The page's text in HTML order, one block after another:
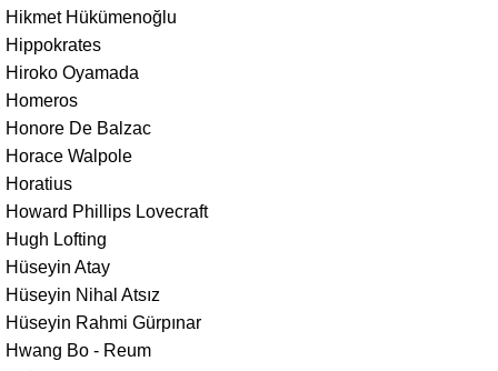
Hikmet Hükümenoğlu
Hippokrates
Hiroko Oyamada
Homeros
Honore De Balzac
Horace Walpole
Horatius
Howard Phillips Lovecraft
Hugh Lofting
Hüseyin Atay
Hüseyin Nihal Atsız
Hüseyin Rahmi Gürpınar
Hwang Bo - Reum